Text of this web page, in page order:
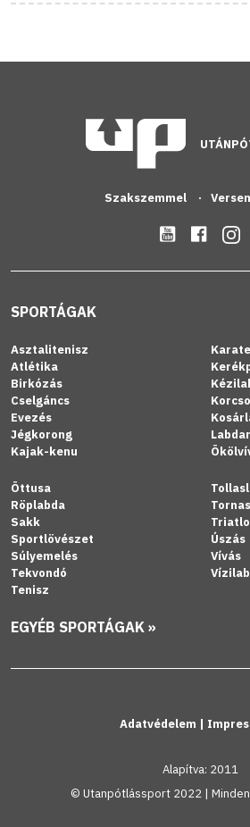
Szakszemmel
SPORTÁGAK
Asztalitenisz
Atlétika
Birkózás
Cselgáncs
Evezés
Jégkorong
Kajak-kenu
Karate
Öttusa
Röplabda
Sakk
Sportlövészet
Súlyemelés
Tekvondó
Tenisz
Úszás
Vívás
EGYÉB SPORTÁGAK »
Adatvédelem |
Alapítva: 2011
© Utanpótlássport 2022 |